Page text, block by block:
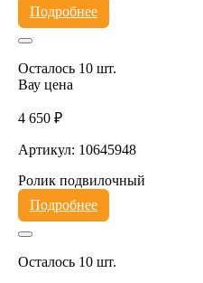
Подробнее
Осталось 10 шт.
Вау цена
4 650 ₽
Артикул: 10645948
Ролик подвилочный
Подробнее
Осталось 10 шт.